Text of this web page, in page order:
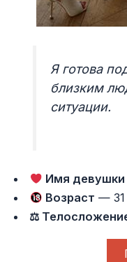
Я готова
близким
ситуации.
Имя девушки
Возраст — 31
⚖